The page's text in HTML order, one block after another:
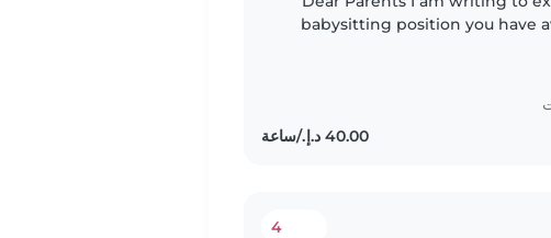
babysitting position you have
4